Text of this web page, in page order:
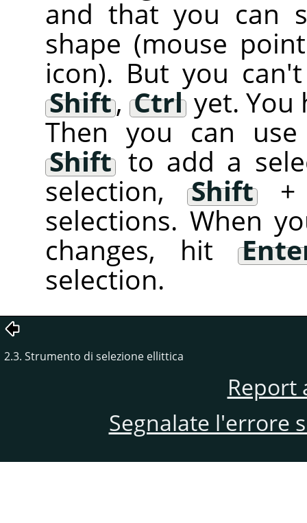
and that you can
shape (mouse
icon). But you
Shift, Ctrlyet. You
Then you can
Shiftto add a
selection,Shift
selections. When
changes, hit
selection.
2.3. Strumento di selezione ellittica
Report
Segnalate l'errore